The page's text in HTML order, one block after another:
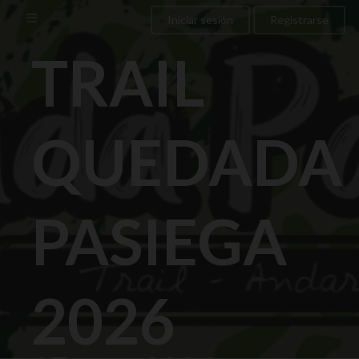
Iniciar sesión
Registrarse
TRAIL
QUEDADA
PASIEGA
2026